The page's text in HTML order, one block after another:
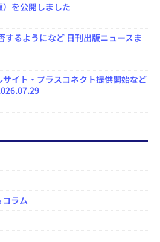
を公開しました
るようになど 日刊出版ニュースま
イト・プラスコネクト提供開始など
ラム